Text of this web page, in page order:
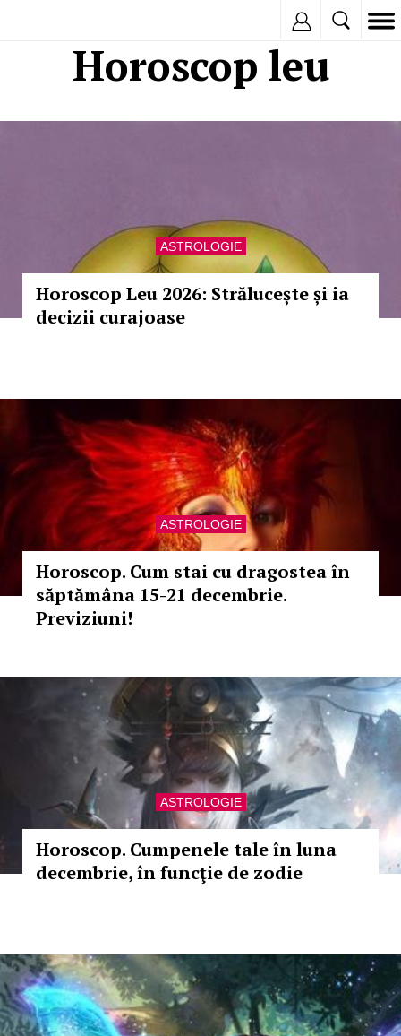
Horoscop leu
ASTROLOGIE
Horoscop Leu 2026: Strălucește și ia
decizii curajoase
ASTROLOGIE
Horoscop. Cum stai cu dragostea în
săptămâna 15-21 decembrie.
Previziuni!
ASTROLOGIE
Horoscop. Cumpenele tale în luna
decembrie, în funcţie de zodie